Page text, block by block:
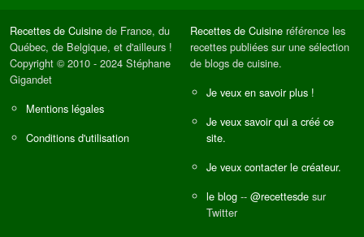
Recettes de Cuisine de France, du
Québec, de Belgique, et d'ailleurs !
Copyright © 2010 - 2024 Stéphane
Gigandet
Mentions légales
Conditions d'utilisation
Recettes de Cuisine référence les
recettes publiées sur une sélection
de blogs de cuisine.
Je veux en savoir plus !
Je veux savoir qui a créé ce
site.
Je veux contacter le créateur.
le blog -- @recettesde sur
Twitter